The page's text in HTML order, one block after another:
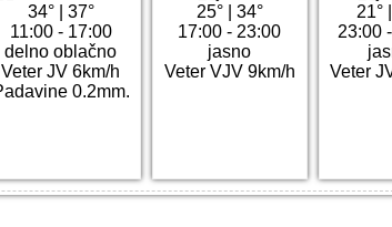
34°| 37°
11:00 - 17:00
delno oblačno
Veter JV 6km/h
0.2mm.
25°| 34°
17:00 - 23:00
jasno
Veter VJV 9km/h
21°|
23:00
Veter